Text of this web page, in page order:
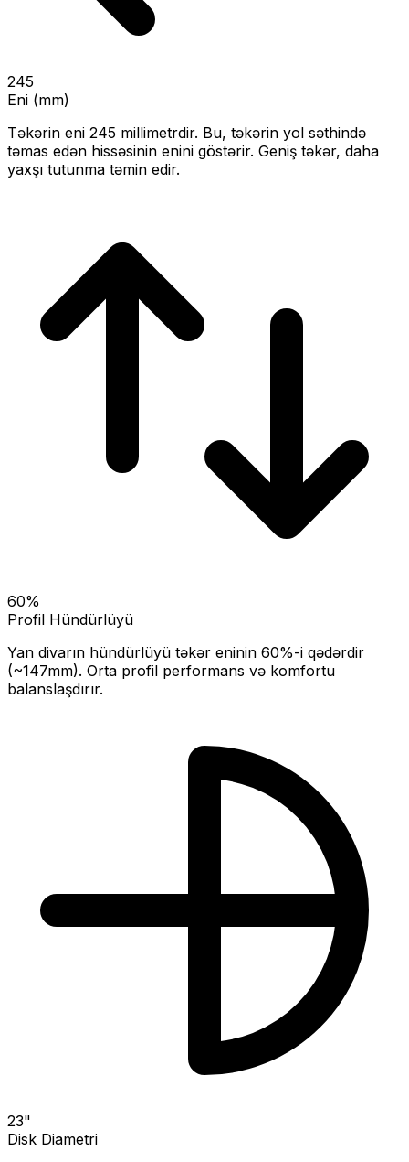
245
Eni (mm)
Təkərin eni 245 millimetrdir. Bu, təkərin yol səthində
təmas edən hissəsinin enini göstərir. Geniş təkər, daha
yaxşı tutunma təmin edir.
60%
Profil Hündürlüyü
Yan divarın hündürlüyü təkər eninin 60%-i qədərdir
(~147mm). Orta profil performans və komfortu
balanslaşdırır.
23"
Disk Diametri